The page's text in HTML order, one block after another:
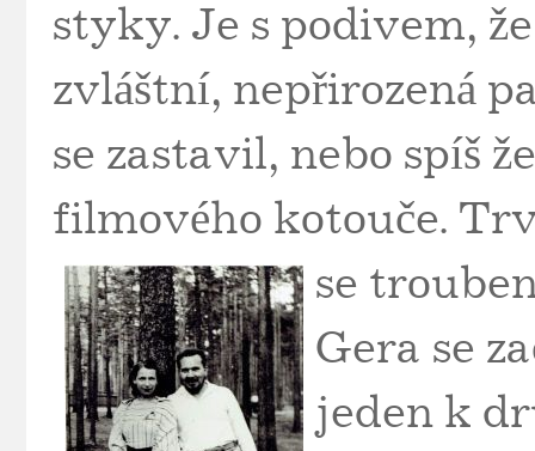
styky. Je s podivem,
zvláštní, nepřirozená
se zastavil, nebo spíš
filmového kotouče.
se
Gera se
jeden k